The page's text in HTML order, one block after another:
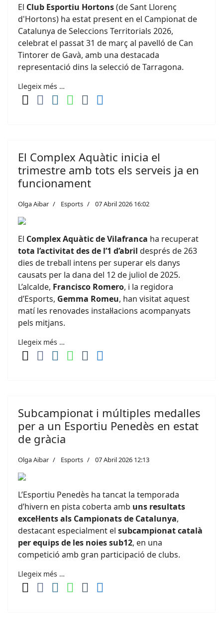
El Club Esportiu Hortons(de Sant Llorenç
d'Hortons) ha estat present en el Campionat de
Catalunya de Seleccions Territorials 2026,
celebrat el passat 31 de març al pavelló de Can
Tintorer de Gavà, amb una destacada
representació dins la selecció de Tarragona.
Llegeix més …
El Complex Aquàtic inicia el
trimestre amb tots els serveis ja en
funcionament
Olga Aibar Esports 07 Abril 2026 16:02
El Complex Aquàtic de Vilafranca ha recuperat
tota l’activitat des de l’1 d’abril després de 263
dies de treball intens per superar els danys
causats per la dana del 12 de juliol de 2025.
L’alcalde, Francisco Romero, i la regidora
d’Esports, Gemma Romeu, han visitat aquest
matí les renovades instal·lacions acompanyats
pels mitjans.
Llegeix més …
Subcampionat i múltiples medalles
per a un Esportiu Penedès en estat
de gràcia
Olga Aibar Esports 07 Abril 2026 12:13
L’Esportiu Penedès ha tancat la temporada
d’hivern en pista coberta amb uns resultats
excel·lents als Campionats de Catalunya,
destacant especialment el subcampionat català
per equips de les noies sub12, en una
competició amb gran participació de clubs.
Llegeix més …